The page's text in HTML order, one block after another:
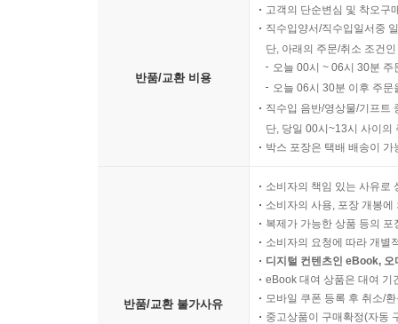
반품/교환 비용
고객의 단순변심 및 착오구
직수입양서/직수입일서중
단, 아래의 주문/취소 조건
오늘 00시 ~ 06시 30분
오늘 06시 30분 이후 주
직수입 음반/영상물/기프트
단, 당일 00시~13시 사이의
박스 포장은 택배 배송이
반품/교환 불가사유
소비자의 책임 있는 사유로
소비자의 사용, 포장 개봉
복제가 가능한 상품 등의
소비자의 요청에 따라 개별
디지털 컨텐츠인 eBook,
eBook 대여 상품은 대여 기
모바일 쿠폰 등록 후 취소/
중고상품이 구매확정(자동